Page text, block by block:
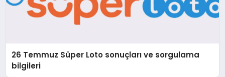
26 Temmuz Süper Loto sonuçları ve sorgulama
bilgileri